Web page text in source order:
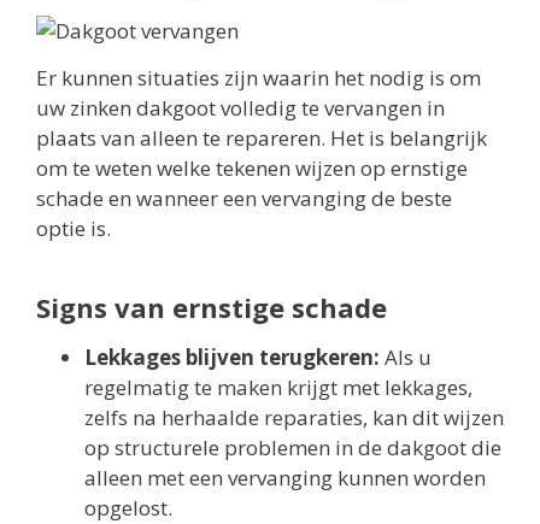
Er kunnen situaties zijn waarin het nodig is om
uw zinken dakgoot volledig te vervangen in
plaats van alleen te repareren. Het is belangrijk
om te weten welke tekenen wijzen op ernstige
schade en wanneer een vervanging de beste
optie is.
Signs van ernstige schade
Lekkages blijven terugkeren: Als u
regelmatig te maken krijgt met lekkages,
zelfs na herhaalde reparaties, kan dit wijzen
op structurele problemen in de dakgoot die
alleen met een vervanging kunnen worden
opgelost.